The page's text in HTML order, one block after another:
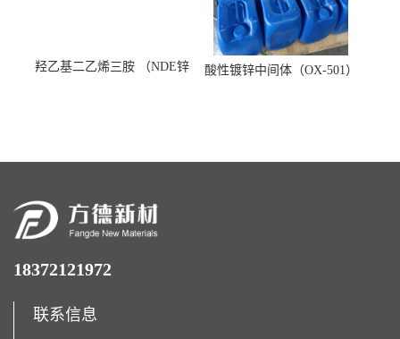
羟乙基二乙烯三胺 （NDE锌
酸性镀锌中间体（OX-501）
18372121972
联系信息